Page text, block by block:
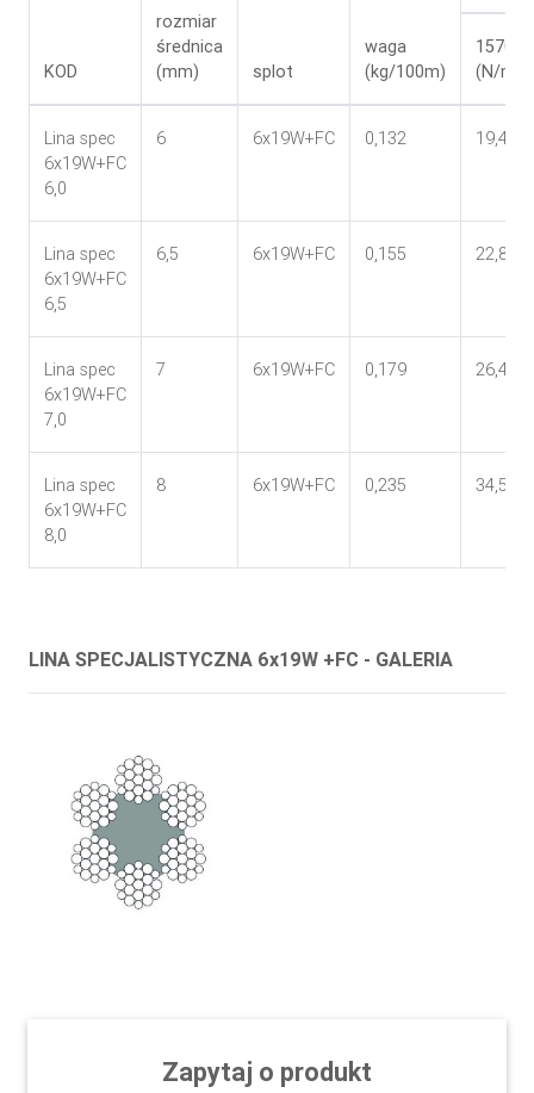
KOD
rozmiar
średnica
(mm)
splot
waga
(kg/100m)
1570
(N/
Lina spec
6x19W+FC
6,0
6 6x19W+FC 0,132 19,4
Lina spec
6x19W+FC
6,5
6,5 6x19W+FC 0,155 22,8
Lina spec
6x19W+FC
7,0
7 6x19W+FC 0,179 26,4
Lina spec
6x19W+FC
8,0
8 6x19W+FC 0,235 34,5
LINA SPECJALISTYCZNA 6x19W +FC - GALERIA
Zapytaj o produkt